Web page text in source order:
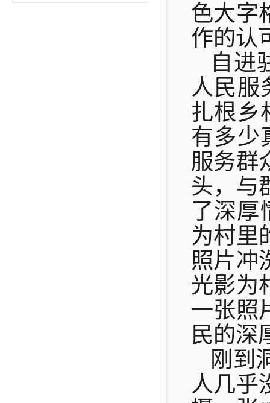
色大字
作的认
自进
人民服
扎根乡
有多少
服务群
头，与
了深厚
为村里
照片冲
光影为
一张照
民的深
刚到
人几乎